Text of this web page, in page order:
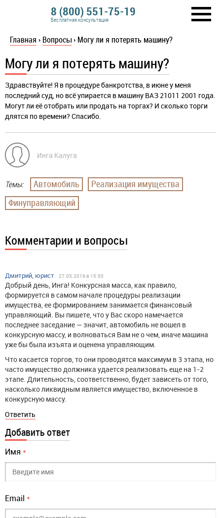
8 (800) 551-75-19
Бесплатная консультация
Главная › Вопросы › Могу ли я потерять машину?
Могу ли я потерять машину?
Здравствуйте! Я в процедуре банкротства, в июне у меня
последний суд, но всё упирается в машину ВАЗ 21011 2001 года.
Могут ли её отобрать или продать на торгах? И сколько торги
длятся по времени? Спасибо.
Инга Калуга
Темы: Автомобиль
Реализация имущества
Финуправляющий
Комментарии и вопросы
Дмитрий, юрист 27.05.2019 в 15:55
Добрый день, Инга! Конкурсная масса, как правило,
формируется в самом начале процедуры реализации
имущества, ее формированием занимается финансовый
управляющий. Вы пишете, что у Вас скоро намечается
последнее заседание — значит, автомобиль не вошел в
конкурсную массу, и волноваться Вам не о чем, иначе машина
уже бы была изъята и оценена управляющим.
Что касается торгов, то они проводятся максимум в 3 этапа, но
часто имущество должника удается реализовать еще на 1-2
этапе. Длительность, соответственно, будет зависеть от того,
насколько ликвидным является имущество, включенное в
конкурсную массу.
Ответить
Добавить ответ
Имя *
Email *